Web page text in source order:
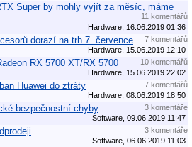
Super by mohly vyjít za měsíc, máme
11 komentářů
Hardware, 16.06.2019 01:36
dorazí na trh 7. července
7 komentářů
Hardware, 15.06.2019 12:10
RX 5700 XT/RX 5700
10 komentářů
Hardware, 15.06.2019 22:02
Huawei do ztráty
7 komentářů
Hardware, 08.06.2019 18:50
bezpečnostní chyby
3 komentáře
Software, 09.06.2019 11:47
3 komentáře
Software, 06.06.2019 11:03